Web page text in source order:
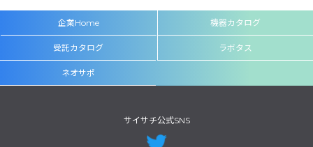
企業Home 機器カタログ
受託カタログ ラボタス
ネオサポ
サイサチ公式SNS